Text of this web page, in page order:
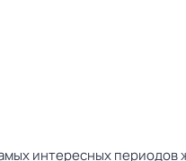
интересных периодов